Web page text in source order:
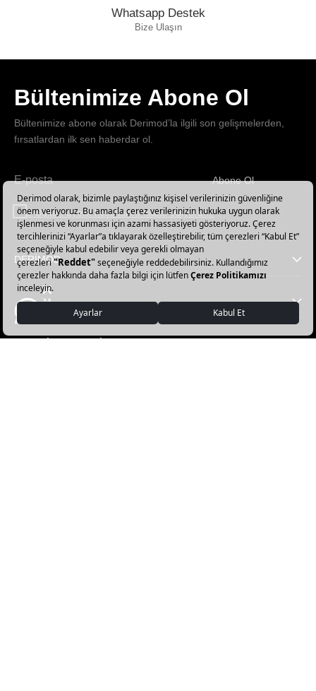
Whatsapp Destek
Bize Ulaşın
Bültenimize Abone Ol
Bültenimize abone olarak Derimod’la ilgili son gelişmelerden,
fırsatlardan ilk sen haberdar ol.
Haber
bültenimize
abone
olun!
Abone Ol
E-Bülten üyelik koşullarını kabul ediyorum.
DERİMOD
YARDIM